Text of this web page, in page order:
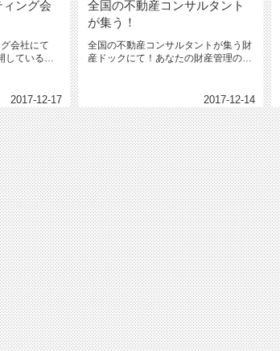
ング会
会社にて
している神
2017-12-17
全国の不動産コンサルタント
が集う！
全国の不動産コンサルタントが集う財
産ドックにて！あなたの財産管理のプ
2017-12-14